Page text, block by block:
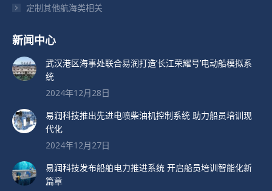
定制其他航海类相关
新闻中心
武汉港区海事处联合易润打造’长江荣耀号’电动船模拟系
统
2024年12月28日
易润科技推出先进电喷柴油机控制系统 助力船员培训现
代化
2024年12月27日
易润科技发布船舶电力推进系统 开启船员培训智能化新
篇章